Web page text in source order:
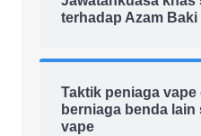
terhadap Azam
Taktik peniaga
berniaga benda lain
vape